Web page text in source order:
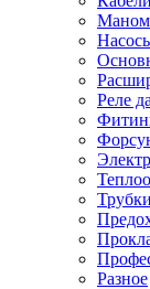
Реле
Разное